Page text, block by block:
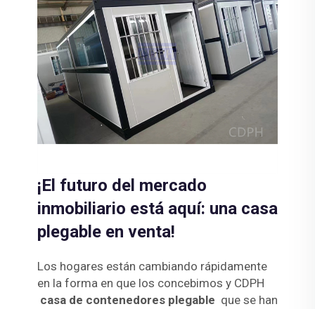
¡El futuro del mercado
inmobiliario está aquí: una casa
plegable en venta!
Los hogares están cambiando rápidamente
en la forma en que los concebimos y CDPH
casa de contenedores plegable que se han